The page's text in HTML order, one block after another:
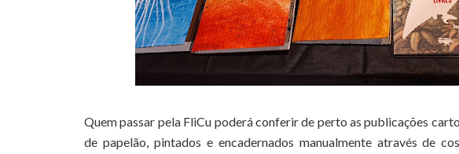
Quem passar pela FliCu poderá conferir de perto as publicações
de papelão, pintados e encadernados manualmente através de